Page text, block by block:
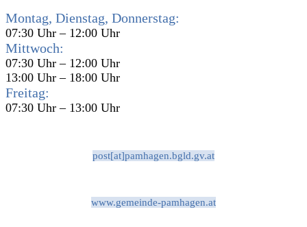
Montag, Dienstag, Donnerstag:
07:30 Uhr – 12:00 Uhr
Mittwoch:
07:30 Uhr – 12:00 Uhr
13:00 Uhr – 18:00 Uhr
Freitag:
07:30 Uhr – 13:00 Uhr
post[at]pamhagen.bgld.gv.at
www.gemeinde-pamhagen.at